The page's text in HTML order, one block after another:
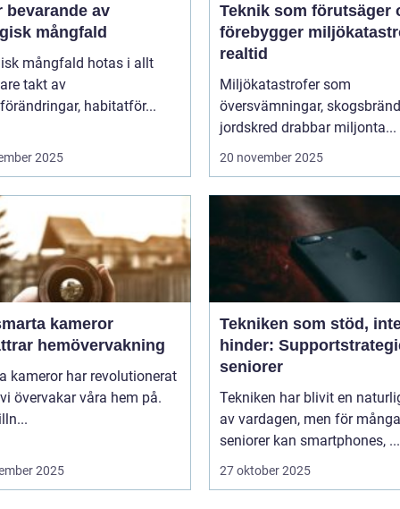
bevarande av
mångfald
mångfald hotas i allt
takt av
habitatför...
2025
Teknik som förutsäger
förebygger
realtid
Miljökatastrofer som
översvämningar,
jordskred drabbar miljonta...
20 november 2025
kameror
hemövervakning
kameror har revolutionerat
övervakar våra hem på.
2025
Tekniken som stöd,
hinder:
seniorer
Tekniken har blivit en
av vardagen, men för många
seniorer kan smartphones, ...
27 oktober 2025